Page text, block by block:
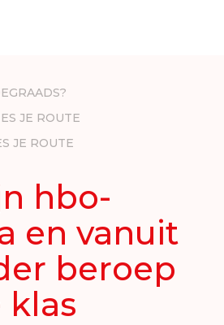
JE ROUTE
JE ROUTE
hbo-
en vanuit
beroep
klas